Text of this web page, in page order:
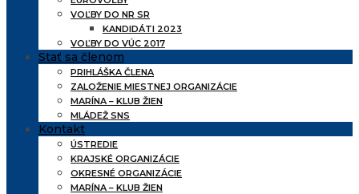
VOĽBY DO NR SR
KANDIDÁTI 2023
VOĽBY DO VÚC 2017
Stať sa členom
PRIHLÁŠKA ČLENA
ZALOŽENIE MIESTNEJ ORGANIZÁCIE
MARÍNA – KLUB ŽIEN
MLÁDEŽ SNS
Kontakt
ÚSTREDIE
KRAJSKÉ ORGANIZÁCIE
OKRESNÉ ORGANIZÁCIE
MARÍNA – KLUB ŽIEN